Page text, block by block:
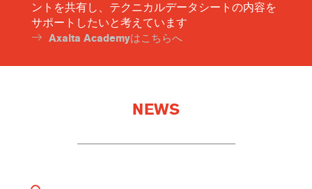
ントを共有し、テクニカルデータシートの内容を
サポートしたいと考えています
Axalta Academyはこちらへ
NEWS